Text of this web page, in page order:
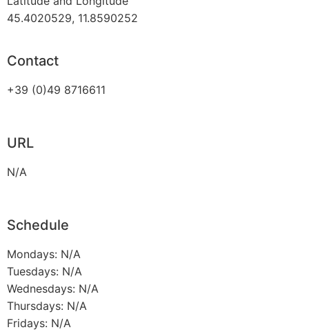
45.4020529, 11.8590252
Contact
+39 (0)49 8716611
URL
N/A
Schedule
Mondays: N/A
Tuesdays: N/A
Wednesdays: N/A
Thursdays: N/A
Fridays: N/A